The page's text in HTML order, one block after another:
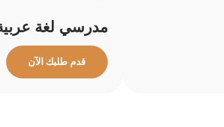
مدرسي لغة
قدم طلبك الآن